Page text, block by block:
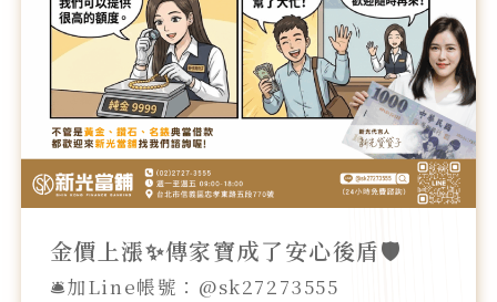
金價上漲✨傳家寶成了安心後盾🛡️
🛎️加Line帳號：@sk27273555
成
了
後
盾
🛡️